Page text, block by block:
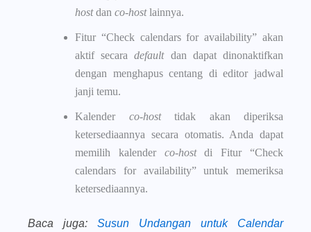
hostdan co-hostlainnya.
Fitur “Check calendars for availability” akan
aktif secaradefault dan dapat dinonaktifkan
dengan menghapus centang di editor jadwal
janji temu.
Kalender co-host tidak akan diperiksa
ketersediaannya secara otomatis. Anda dapat
memilih kalender co-hostdi Fitur “Check
calendars for availability” untuk memeriksa
ketersediaannya.
Baca juga:
Susun Undangan untuk Calendar